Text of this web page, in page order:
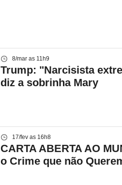
8/mar as 11h9
Trump: "Narcisista
diz a sobrinha Mary
17/fev as 16h8
CARTA ABERTA AO
o Crime que não